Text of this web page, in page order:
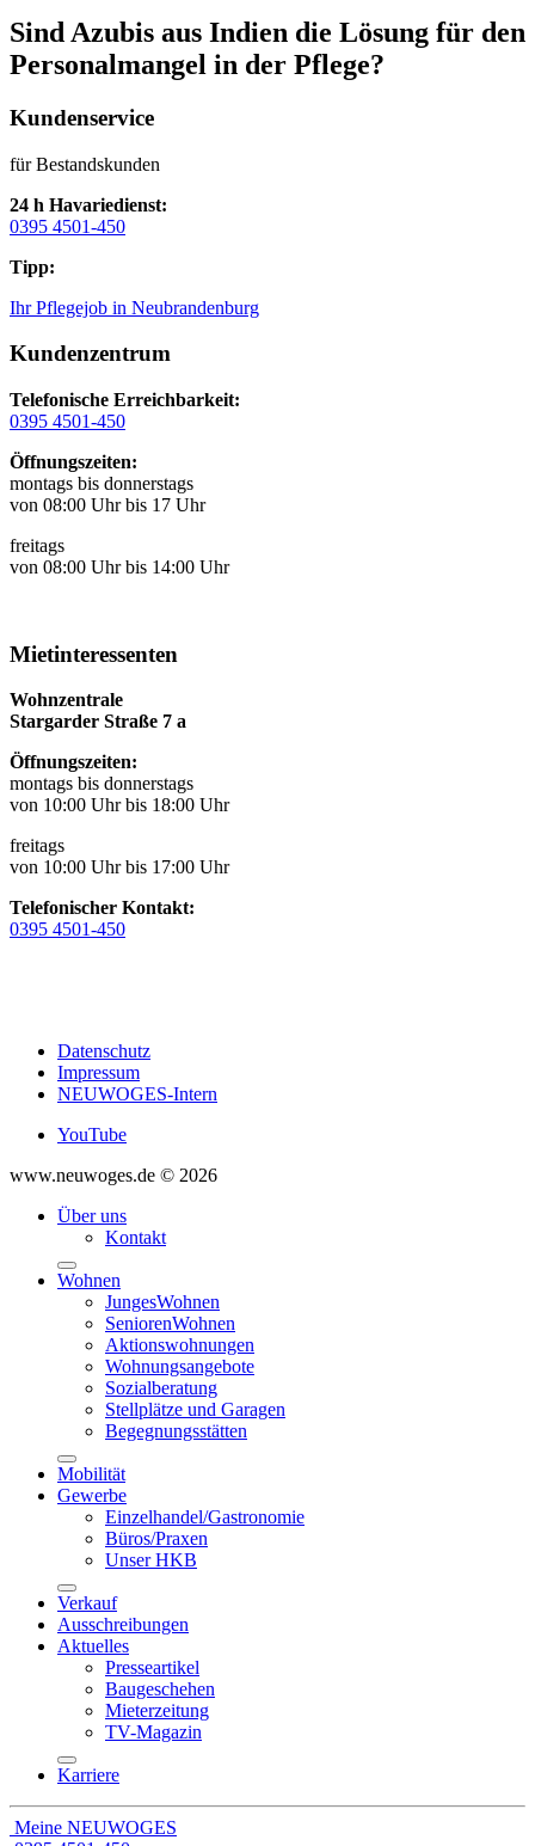
Sind Azubis aus Indien die Lösung für den
Personalmangel in der Pflege?
Kundenservice
für Bestandskunden
24 h Havariedienst:
0395 4501-450
Tipp:
Ihr Pflegejob in Neubrandenburg
Kundenzentrum
Telefonische Erreichbarkeit:
0395 4501-450
Öffnungszeiten:
montags bis donnerstags
von 08:00 Uhr bis 17 Uhr
freitags
von 08:00 Uhr bis 14:00 Uhr
Mietinteressenten
Wohnzentrale
Stargarder Straße 7 a
Öffnungszeiten:
montags bis donnerstags
von 10:00 Uhr bis 18:00 Uhr
freitags
von 10:00 Uhr bis 17:00 Uhr
Telefonischer Kontakt:
0395 4501-450
Datenschutz
Impressum
NEUWOGES-Intern
YouTube
www.neuwoges.de © 2026
Über uns
Kontakt
Wohnen
JungesWohnen
SeniorenWohnen
Aktionswohnungen
Wohnungsangebote
Sozialberatung
Stellplätze und Garagen
Begegnungsstätten
Mobilität
Gewerbe
Einzelhandel/Gastronomie
Büros/Praxen
Unser HKB
Verkauf
Ausschreibungen
Aktuelles
Presseartikel
Baugeschehen
Mieterzeitung
TV-Magazin
Karriere
Meine NEUWOGES